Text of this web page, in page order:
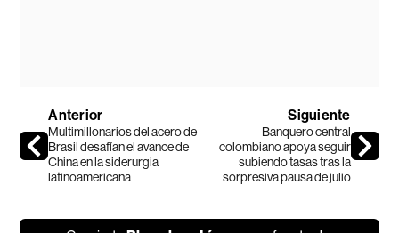
Anterior
Multimillonarios del acero de
Brasil desafían el avance de
China en la siderurgia
latinoamericana
Siguiente
Banquero central
colombiano apoya seguir
subiendo tasas tras la
sorpresiva pausa de julio